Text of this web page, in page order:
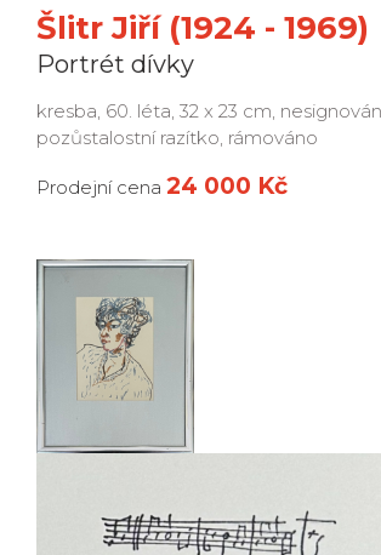
Šlitr Jiří (1924 - 1969)
Portrét dívky
kresba, 60. léta, 32 x 23 cm,
pozůstalostní razítko, rámováno
Prodejní cena 24 000 Kč